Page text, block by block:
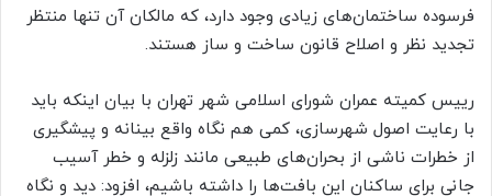
فرسوده ساختمان‌های زیادی وجود دارد، که مالکان آن تنها منتظر
تجدید نظر و اصلاح قانون ساخت و ساز هستند.
رییس کمیته عمران شورای اسلامی شهر تهران با بیان اینکه باید
با رعایت اصول شهرسازی، کمی هم نگاه واقع‌ بینانه و پیشگیری
از خطرات ناشی از بحران‌های طبیعی مانند زلزله و خطر آسیب
جانی برای ساکنان این بافت‌ها را داشته باشیم، افزود: دید و نگاه